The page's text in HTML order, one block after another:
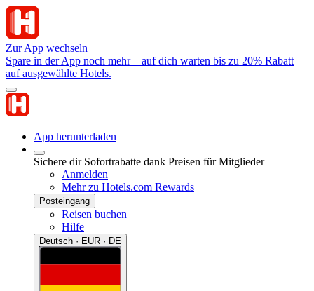
Zur App wechseln
Spare in der App noch mehr – auf dich warten bis zu 20% Rabatt
auf ausgewählte Hotels.
App herunterladen
Sichere dir Sofortrabatte dank Preisen für Mitglieder
Anmelden
Mehr zu Hotels.com Rewards
Posteingang
Reisen buchen
Hilfe
Deutsch · EUR · DE